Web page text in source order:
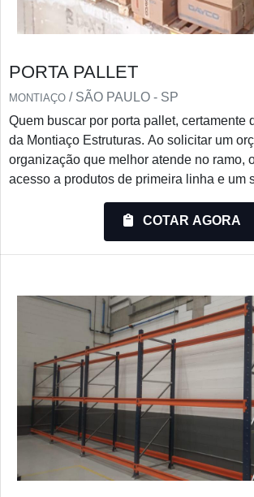
PORTA PALLET
MONTIAÇO / SÃO PAULO - SP
Quem buscar por porta pallet, certamente
da Montiaço Estruturas. Ao solicitar um
organização que melhor atende no ramo,
acesso a produtos de primeira linha e um
SOBRE PORTA PALLETQuem quer
uma empresa comprometida com seus
Montiaço Estruturas. A empresa trabalha
COTAR AGORA